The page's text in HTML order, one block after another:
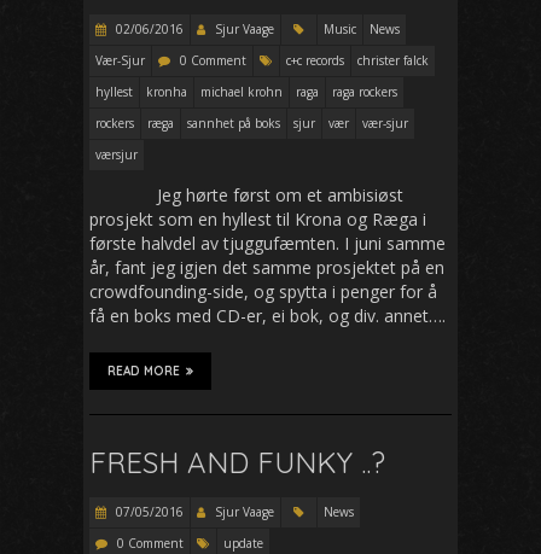
02/06/2016 Sjur Vaage Music
News
Vær-Sjur
0 Comment c+c records
christer falck
hyllest
kronha michael krohn raga
raga rockers
rockers
ræga sannhet på boks sjur vær
vær-sjur
værsjur
Jeg hørte først om et ambisiøst
prosjekt som en hyllest til Krona og Ræga i
første halvdel av tjuggufæmten. I juni samme
år, fant jeg igjen det samme prosjektet på en
crowdfounding-side, og spytta i penger for å
få en boks med CD-er, ei bok, og div. annet….
READ MORE
FRESH AND FUNKY ..?
07/05/2016 Sjur Vaage
News
0 Comment
update